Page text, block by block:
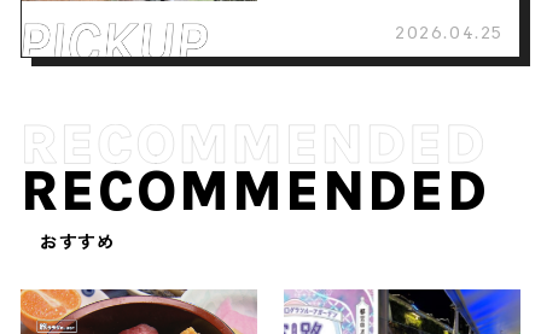
2026.04.25
RECOMMENDED
おすすめ